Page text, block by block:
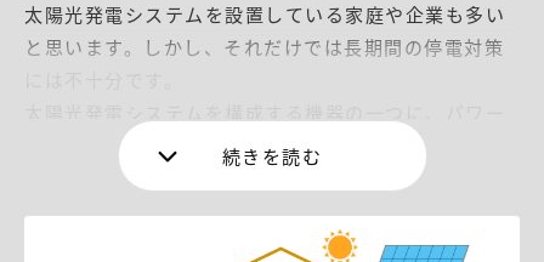
太陽光発電システムを設置している家庭や企業も多い
と思います。しかし、それだけでは長期間の停電対策
コンディショナー（通称パワコン）があります。
パワコンにはいくつかの重要な機能・役割があるので
すが、その中の一つに直流の電力を交流に変換すると